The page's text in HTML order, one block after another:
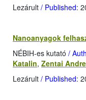
Lezárult / Published:
Nanoanyagok
NÉBIH-es kutató /
Katalin, Zentai
Lezárult / Published: